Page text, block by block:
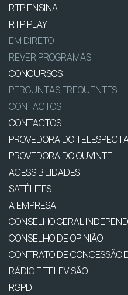
RTP ENSINA
RTP PLAY
EM DIRETO
REVER PROGRAMAS
CONCURSOS
PERGUNTAS FREQUENTES
CONTACTOS
CONTACTOS
PROVEDORA DO
PROVEDORA DO OUVINTE
ACESSIBILIDADES
SATÉLITES
A EMPRESA
CONSELHO GERAL
CONSELHO DE OPINIÃO
CONTRATO DE CONCESSÃO
RÁDIO E TELEVISÃO
RGPD